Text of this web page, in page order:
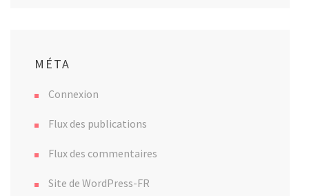
MÉTA
Connexion
Flux des publications
Flux des commentaires
Site de WordPress-FR